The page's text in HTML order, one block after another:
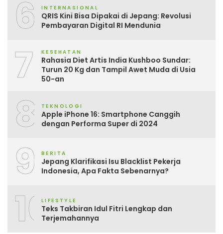
6 INTERNASIONAL
QRIS Kini Bisa Dipakai di Jepang: Revolusi
Pembayaran Digital RI Mendunia
7 KESEHATAN
Rahasia Diet Artis India Kushboo Sundar:
Turun 20 Kg dan Tampil Awet Muda di Usia
50-an
8 TEKNOLOGI
Apple iPhone 16: Smartphone Canggih
dengan Performa Super di 2024
9 BERITA
Jepang Klarifikasi Isu Blacklist Pekerja
Indonesia, Apa Fakta Sebenarnya?
10LIFESTYLE
Teks Takbiran Idul Fitri Lengkap dan
Terjemahannya